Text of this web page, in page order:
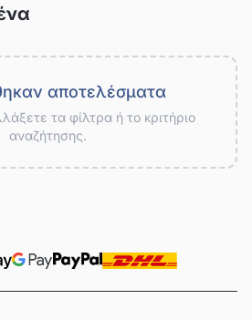
αποτελέσματα
τα φίλτρα ή το κριτήριο
αναζήτησης.